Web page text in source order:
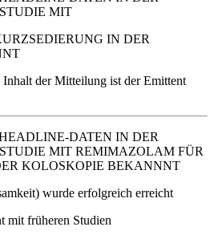
MIT
IN DER
der Mitteilung ist der Emittent
DATEN IN DER
MIT REMIMAZOLAM FÜR
KOLOSKOPIE BEKANNNT
wurde erfolgreich erreicht
mit früheren Studien